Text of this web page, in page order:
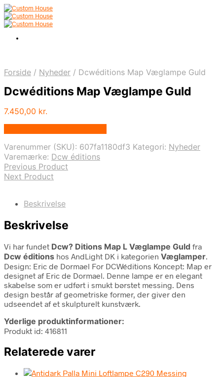
Forside / Nyheder / Dcwéditions Map Væglampe Guld
Dcwéditions Map Væglampe Guld
7.450,00 kr.
Varenummer (SKU): 607fa1180df3 Kategori: Nyheder
Varemærke: Dcw éditions
Previous Product
Next Product
Beskrivelse
Beskrivelse
Vi har fundet Dcw? Ditions Map L Væglampe Guld fra
Dcw éditions hos AndLight DK i kategorien Væglamper.
Design: Eric de Dormael For DCWéditions Koncept: Map er
designet af Eric de Dormael. Denne lampe er en elegant
skabelse som er udført i smukt børstet messing. Dens
design består af geometriske former, der giver den
udseendet af et skulpturelt kunstværk.
Yderlige produktinformationer:
Produkt id: 416811
Relaterede varer